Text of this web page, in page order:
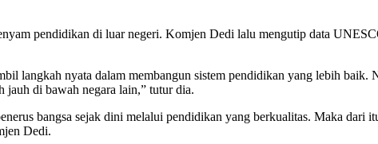
pendidikan di luar negeri. Komjen Dedi lalu mengutip data
langkah nyata dalam membangun sistem pendidikan yang lebih
jauh di bawah negara lain,” tutur dia.
bangsa sejak dini melalui pendidikan yang berkualitas. Maka dari
Dedi.